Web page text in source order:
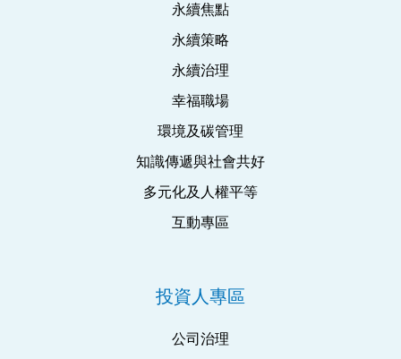
永續焦點
永續策略
永續治理
幸福職場
環境及碳管理
知識傳遞與社會共好
多元化及人權平等
互動專區
投資人專區
公司治理